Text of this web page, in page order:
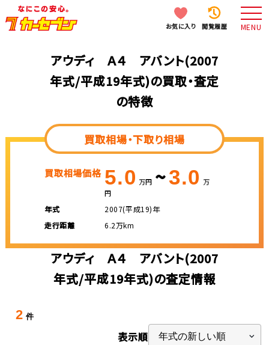
お気に入り 閲覧履歴 MENU
アウディ Ａ４ アバント(2007
年式/平成19年式)の買取・査定
の特徴
買取相場・下取り相場
買取相場価格 5.0 万円 ~3.0 万
円
年式
2007(平成19)年
走行距離
6.2万km
アウディ Ａ４ アバント(2007
年式/平成19年式)の査定情報
2 件
表示順